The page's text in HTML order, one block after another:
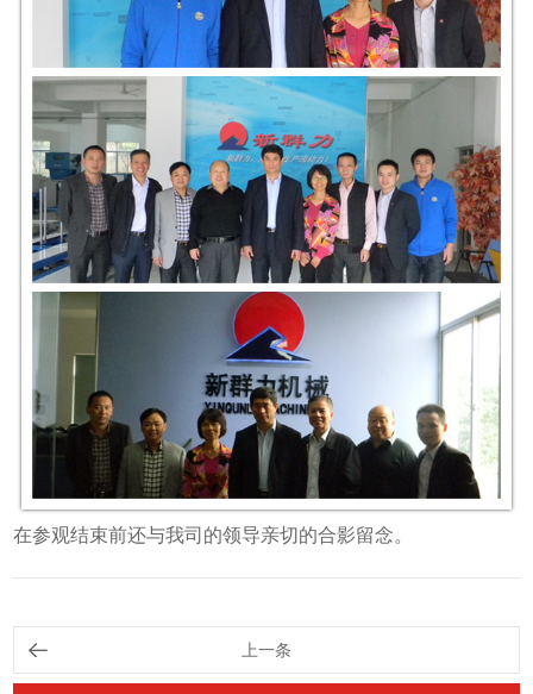
在参观结束前还与我司的领导亲切的合影留念。
上一条